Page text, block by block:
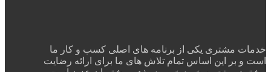
خدمات مشتری یکی از برنامه های اصلی کسب و کار ما
است و بر این اساس تمام تلاش های ما برای ارائه رضایت